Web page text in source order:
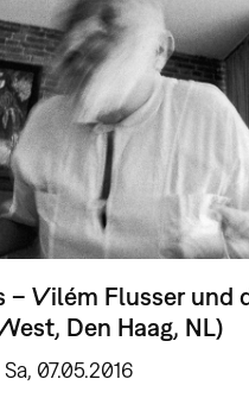
– Vilém Flusser und
Den Haag, NL)
Sa, 07.05.2016